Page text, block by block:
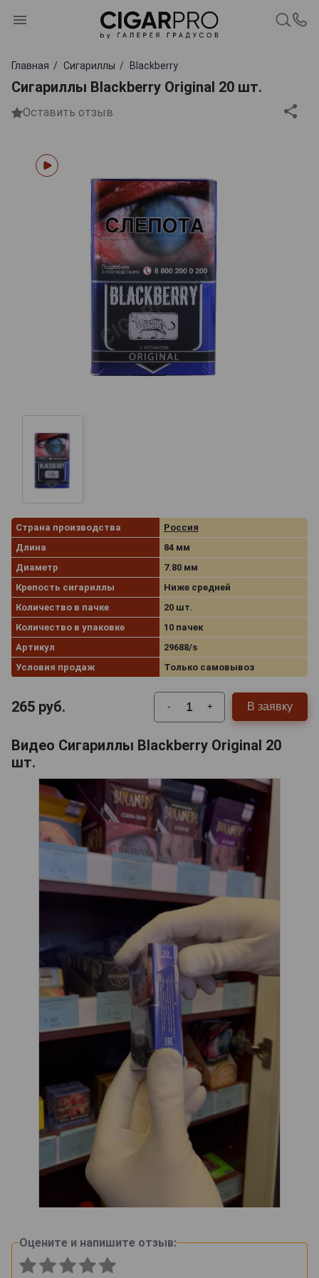
Главная Сигариллы Blackberry
Сигариллы Blackberry Original 20 шт.
Оставить отзыв
Страна производства
Россия
Длина
84 мм
Диаметр
7.80 мм
Крепость сигариллы
Ниже средней
Количество в пачке
20 шт.
Количество в упаковке
10 пачек
Артикул
29688/s
Условия продаж
Только самовывоз
265 руб. - + В заявку
Видео Сигариллы Blackberry Original 20
шт.
Оцените и напишите отзыв: